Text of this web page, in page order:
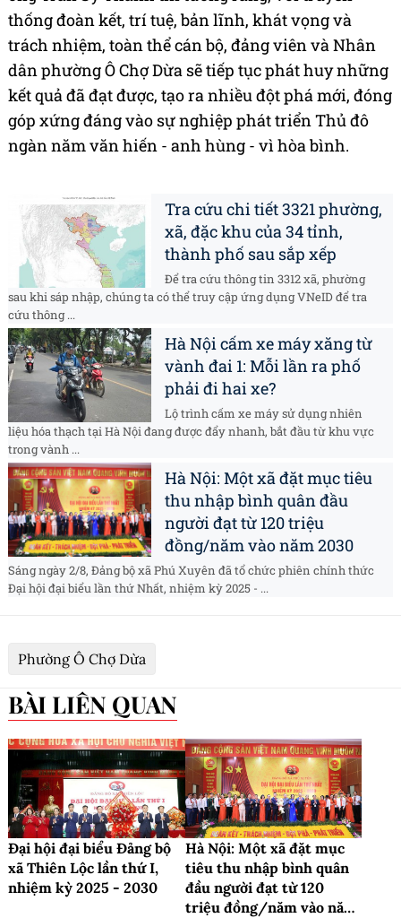
thống đoàn kết, trí tuệ, bản lĩnh, khát vọng và
trách nhiệm, toàn thể cán bộ, đảng viên và Nhân
dân phường Ô Chợ Dừa sẽ tiếp tục phát huy những
kết quả đã đạt được, tạo ra nhiều đột phá mới, đóng
góp xứng đáng vào sự nghiệp phát triển Thủ đô
ngàn năm văn hiến - anh hùng - vì hòa bình.
Tra cứu chi tiết 3321 phường,
xã, đặc khu của 34 tỉnh,
thành phố sau sắp xếp
Để tra cứu thông tin 3312 xã, phường
sau khi sáp nhập, chúng ta có thể truy cập ứng dụng VNeID để tra
cứu thông ...
Hà Nội cấm xe máy xăng từ
vành đai 1: Mỗi lần ra phố
phải đi hai xe?
Lộ trình cấm xe máy sử dụng nhiên
liệu hóa thạch tại Hà Nội đang được đẩy nhanh, bắt đầu từ khu vực
trong vành ...
Hà Nội: Một xã đặt mục tiêu
thu nhập bình quân đầu
người đạt từ 120 triệu
đồng/năm vào năm 2030
Sáng ngày 2/8, Đảng bộ xã Phú Xuyên đã tổ chức phiên chính thức
Đại hội đại biểu lần thứ Nhất, nhiệm kỳ 2025 - ...
Phường Ô Chợ Dừa
BÀI LIÊN QUAN
Đại hội đại biểu Đảng bộ
xã Thiên Lộc lần thứ I,
nhiệm kỳ 2025 - 2030
Hà Nội: Một xã đặt mục
tiêu thu nhập bình quân
đầu người đạt từ 120
triệu đồng/năm vào năm